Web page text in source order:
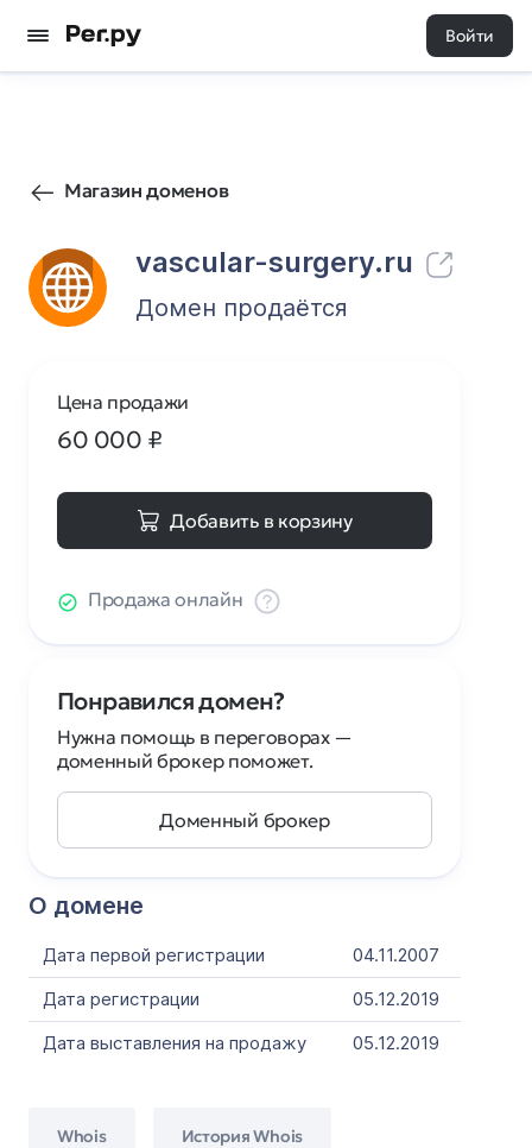
Войти
Магазин доменов
vascular-surgery.ru
78 0
Домен продаётся
О домене
Дата первой регистрации
04.11.2007
Дата регистрации
05.12.2019
Дата выставления на продажу
05.12.2019
Whois История Whois
Цена продажи
60 000 ₽
Добавить в корзину
Продажа онлайн
Понравился домен?
Нужна помощь в переговорах —
доменный брокер поможет.
Доменный брокер